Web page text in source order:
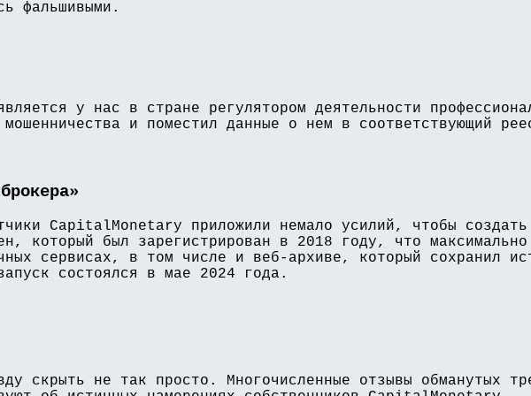
фальшивыми.
у нас в стране регулятором деятельности
и поместил данные о нем в соответствующий
CapitalMonetary приложили немало усилий, чтобы
который был зарегистрирован в 2018 году, что
сервисах, в том числе и веб-архиве, который сохранил
состоялся в мае 2024 года.
скрыть не так просто. Многочисленные отзывы обманутых